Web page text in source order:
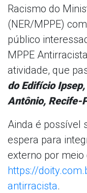
Racismo do
(NER/MPPE)
público
MPPE
atividade, que
do Edifício
Antônio, Recife-
Ainda é possível
espera para
externo por meio
https://
antirracista.